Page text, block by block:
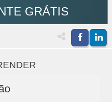
GRÁTIS